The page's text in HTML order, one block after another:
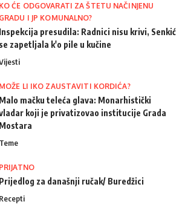
KO ĆE ODGOVARATI ZA ŠTETU NAČINJENU
GRADU I JP KOMUNALNO?
Inspekcija presudila: Radnici nisu krivi, Senkić
se zapetljala k'o pile u kučine
MOŽE LI IKO ZAUSTAVITI KORDIĆA?
Malo mačku teleća glava: Monarhistički
koji je privatizovao institucije Grada
Mostara
Teme
PRIJATNO
Prijedlog za današnji ručak/ Buredžici
Recepti